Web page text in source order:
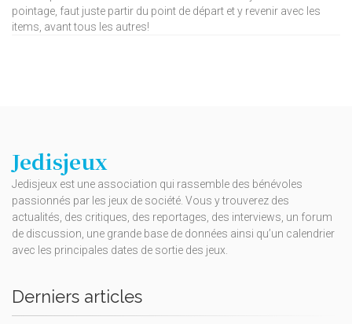
pointage, faut juste partir du point de départ et y revenir avec les
items, avant tous les autres!
Jedisjeux
Jedisjeux est une association qui rassemble des bénévoles
passionnés par les jeux de société. Vous y trouverez des
actualités, des critiques, des reportages, des interviews, un forum
de discussion, une grande base de données ainsi qu’un calendrier
avec les principales dates de sortie des jeux.
Derniers articles